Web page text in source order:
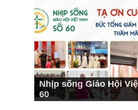
Nhịp sống Giáo Hội
60